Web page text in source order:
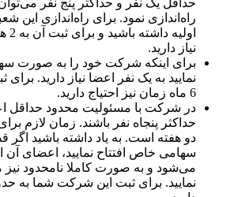
راه‌اندازی نمود. برای راه‌اندازی این
نیاز دارید.
برای اینکه شرکت خود را به صورت
نمایید به یک نفر اعضا نیاز دارید.
6 ماه زمان نیز احتیاج دارید.
در شرکت با مسئولیت محدود حداقل
حداکثر پنجاه نفر باشند. زمان لازم
دو هفته است. به یاد داشته باشید اگر
سهامی خاص افتتاح نمایید، اعضای آن
می‌شود و به صورت کاملا نامحدود نیز